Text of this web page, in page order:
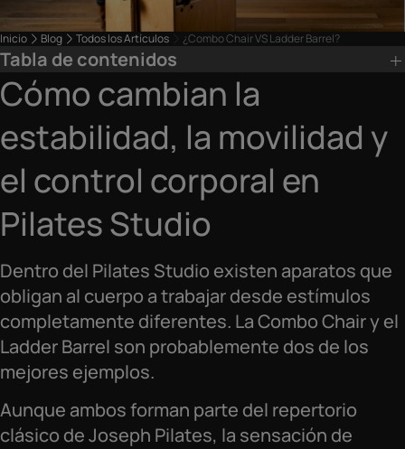
Inicio Blog Todos los Artículos ¿Combo Chair VS Ladder Barrel?
Tabla de contenidos
Cómo cambian la
estabilidad, la movilidad y
el control corporal en
Pilates Studio
Dentro del Pilates Studio existen aparatos que
obligan al cuerpo a trabajar desde estímulos
completamente diferentes. La Combo Chair y el
Ladder Barrel son probablemente dos de los
mejores ejemplos.
Aunque ambos forman parte del repertorio
clásico de Joseph Pilates, la sensación de